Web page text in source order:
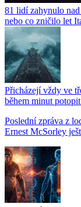
81 lidí zahynulo
nebo co zničilo let
Přicházejí vždy ve
během minut
Poslední zpráva z
Ernest McSorley